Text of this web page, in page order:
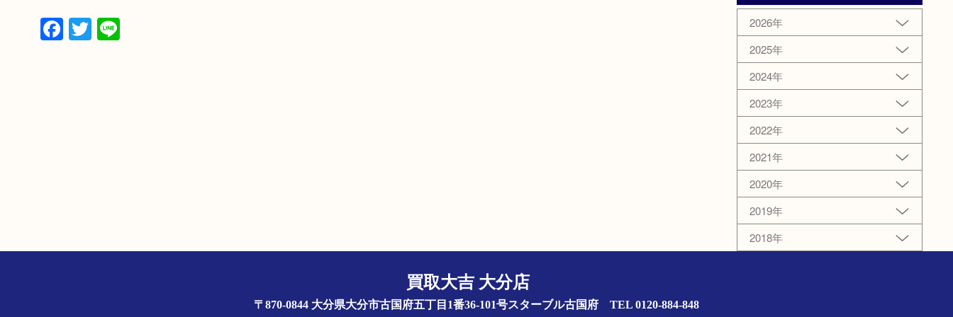
Facebook
Twitter
Line
2026年
2025年
2024年
2023年
2022年
2021年
2020年
2019年
2018年
買取大吉 大分店
〒870-0844 大分県大分市古国府五丁目1番36-101号スターブル古国府 TEL 0120-884-848